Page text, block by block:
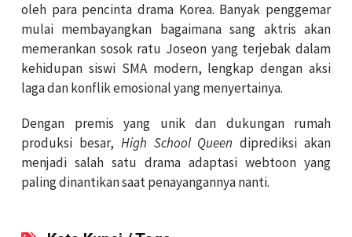
oleh para pencinta drama Korea. Banyak penggemar
mulai membayangkan bagaimana sang aktris akan
memerankan sosok ratu Joseon yang terjebak dalam
kehidupan siswi SMA modern, lengkap dengan aksi
laga dan konflik emosional yang menyertainya.
Dengan premis yang unik dan dukungan rumah
produksi besar, High School Queen diprediksi akan
menjadi salah satu drama adaptasi webtoon yang
paling dinantikan saat penayangannya nanti.